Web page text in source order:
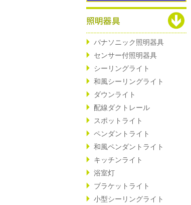
パナソニック照明器具
センサー付照明器具
シーリングライト
和風シーリングライト
ダウンライト
配線ダクトレール
スポットライト
ペンダントライト
和風ペンダントライト
キッチンライト
浴室灯
ブラケットライト
小型シーリングライト